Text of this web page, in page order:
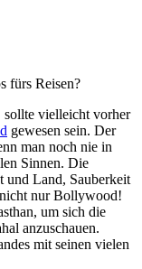
fürs Reisen?
sollte vielleicht vorher
gewesen sein. Der
man noch nie in
Sinnen. Die
und Land, Sauberkeit
nur Bollywood!
um sich die
anzuschauen.
mit seinen vielen